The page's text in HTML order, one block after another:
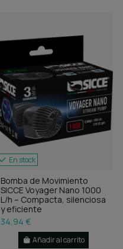
En stock
Bomba de Movimiento
SICCE Voyager Nano 1000
L/h – Compacta, silenciosa
y eficiente
34,94 €
Añadir al carrito